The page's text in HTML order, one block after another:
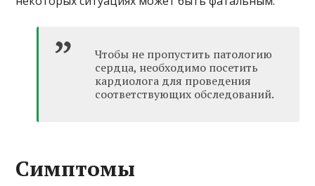
Чтобы не пропустить патологию
сердца, необходимо посетить
кардиолога для проведения
соответствующих обследований.
Симптомы